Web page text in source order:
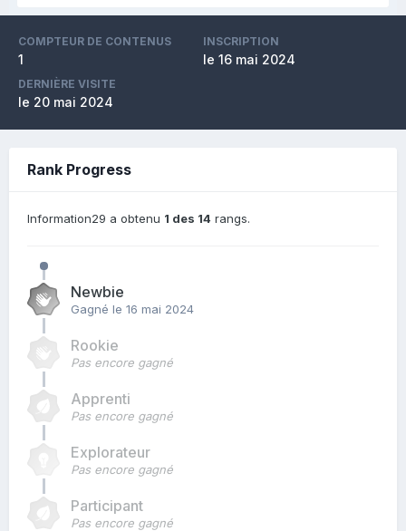
COMPTEUR DE CONTENUS
1
INSCRIPTION
le 16 mai 2024
DERNIÈRE VISITE
le 20 mai 2024
Rank Progress
Information29 a obtenu 1 des 14 rangs.
Newbie
Gagné le 16 mai 2024
Rookie
Pas encore gagné
Apprenti
Pas encore gagné
Explorateur
Pas encore gagné
Participant
Pas encore gagné